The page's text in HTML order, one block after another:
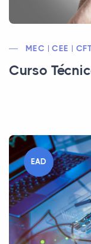
MEC | CEE |
Curso
EAD